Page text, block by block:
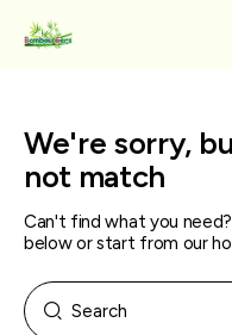
We're sorry,
not match
Can't find what you
below or start from our